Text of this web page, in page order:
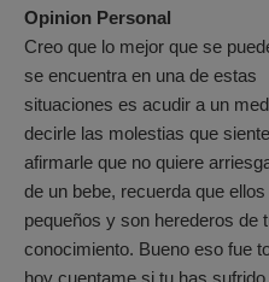
Opinion Personal
Creo que lo mejor que se
se encuentra en una de estas
situaciones es acudir a un
decirle las molestias que
afirmarle que no quiere
de un bebe, recuerda que
pequeños y son herederos de
conocimiento. Bueno eso fue